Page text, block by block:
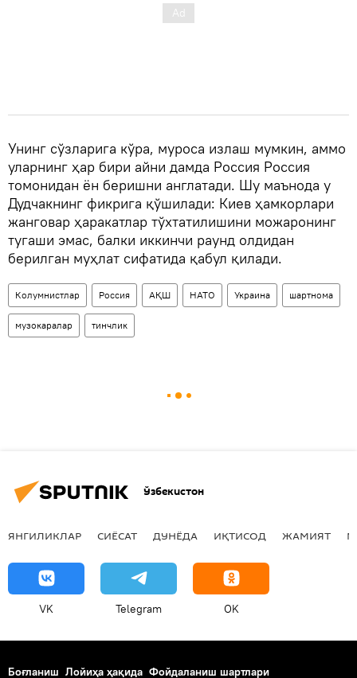
Унинг сўзларига кўра, муроса излаш мумкин, аммо
уларнинг ҳар бири айни дамда Россия Россия
томонидан ён беришни англатади. Шу маънода у
Дудчакнинг фикрига қўшилади: Киев ҳамкорлари
жанговар ҳаракатлар тўхтатилишини можаронинг
тугаши эмас, балки иккинчи раунд олдидан
берилган муҳлат сифатида қабул қилади.
Колумнистлар Россия АҚШ НАТО Украина шартнома
музокаралар тинчлик
Ўзбекистон
ЯНГИЛИКЛАР СИЁСАТ ДУНЁДА ИҚТИСОД ЖАМИЯТ
VK Telegram OK
Боғланиш Лойиҳа ҳақида Фойдаланиш шартлари